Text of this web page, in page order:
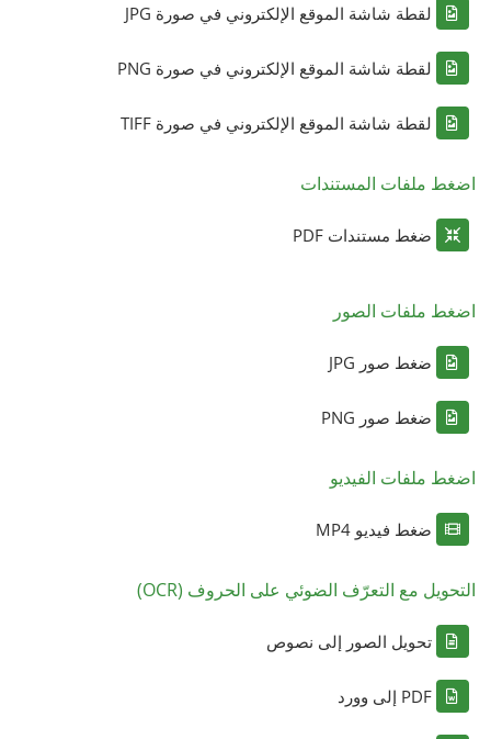
لقطة شاشة الموقع الإلكتروني في صورة JPG
لقطة شاشة الموقع الإلكتروني في صورة PNG
لقطة شاشة الموقع الإلكتروني في صورة TIFF
اضغط ملفات المستندات
ضغط مستندات PDF
اضغط ملفات الصور
ضغط صور JPG
ضغط صور PNG
اضغط ملفات الفيديو
ضغط فيديو MP4
التحويل مع التعرّف الضوئي على الحروف (OCR)
تحويل الصور إلى نصوص
PDF إلى وورد